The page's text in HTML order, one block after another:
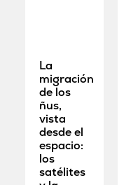
La
migración
de los
ñus,
vista
desde el
espacio:
los
satélites